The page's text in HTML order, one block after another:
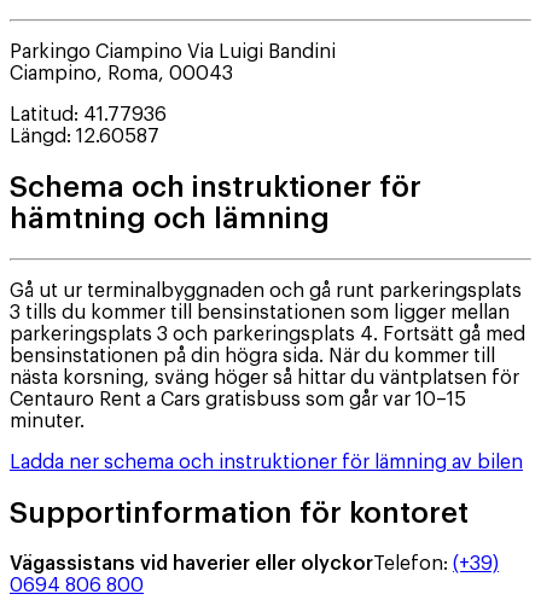
Parkingo Ciampino Via Luigi Bandini
Ciampino, Roma, 00043
Latitud: 41.77936
Längd: 12.60587
Schema och instruktioner för
hämtning och lämning
Gå ut ur terminalbyggnaden och gå runt parkeringsplats
3 tills du kommer till bensinstationen som ligger mellan
parkeringsplats 3 och parkeringsplats 4. Fortsätt gå med
bensinstationen på din högra sida. När du kommer till
nästa korsning, sväng höger så hittar du väntplatsen för
Centauro Rent a Cars gratisbuss som går var 10–15
minuter.
Ladda ner schema och instruktioner för lämning av bilen
Supportinformation för kontoret
Vägassistans vid haverier eller olyckorTelefon: (+39)
0694 806 800